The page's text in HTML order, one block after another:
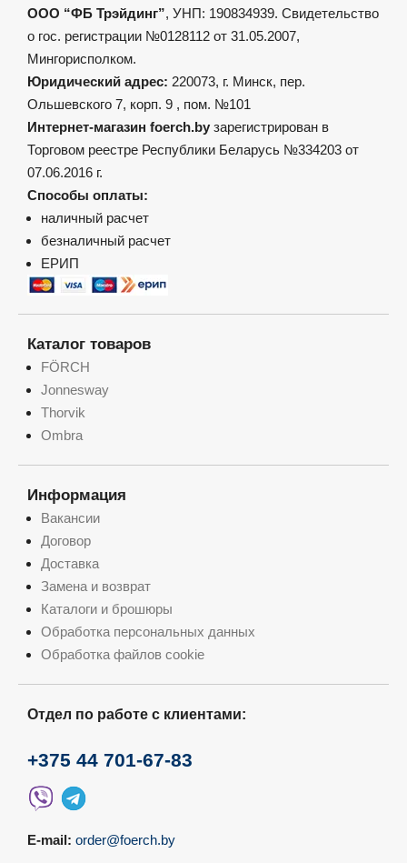
ООО “ФБ Трэйдинг”, УНП: 190834939. Свидетельство
о гос. регистрации №0128112 от 31.05.2007,
Мингорисполком.
Юридический адрес: 220073, г. Минск, пер.
Ольшевского 7, корп. 9 , пом. №101
Интернет-магазин foerch.by зарегистрирован в
Торговом реестре Республики Беларусь №334203 от
07.06.2016 г.
Способы оплаты:
наличный расчет
безналичный расчет
ЕРИП
Каталог товаров
FÖRCH
Jonnesway
Thorvik
Ombra
Информация
Вакансии
Договор
Доставка
Замена и возврат
Каталоги и брошюры
Обработка персональных данных
Обработка файлов cookie
Отдел по работе с клиентами:
+375 44 701-67-83
E-mail: order@foerch.by